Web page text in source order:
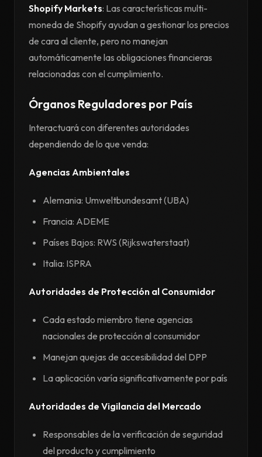
Shopify Markets: Las características multi-
moneda de Shopify ayudan a gestionar los precios
de cara al cliente, pero no manejan
automáticamente las obligaciones financieras
relacionadas con el cumplimiento.
Órganos Reguladores por País
Interactuará con diferentes autoridades
dependiendo de lo que venda:
Agencias Ambientales
Alemania: Umweltbundesamt (UBA)
Francia: ADEME
Países Bajos: RWS (Rijkswaterstaat)
Italia: ISPRA
Autoridades de Protección al Consumidor
Cada estado miembro tiene agencias
nacionales de protección al consumidor
Manejan quejas de accesibilidad del DPP
La aplicación varía significativamente por país
Autoridades de Vigilancia del Mercado
Responsables de la verificación de seguridad
del producto y cumplimiento